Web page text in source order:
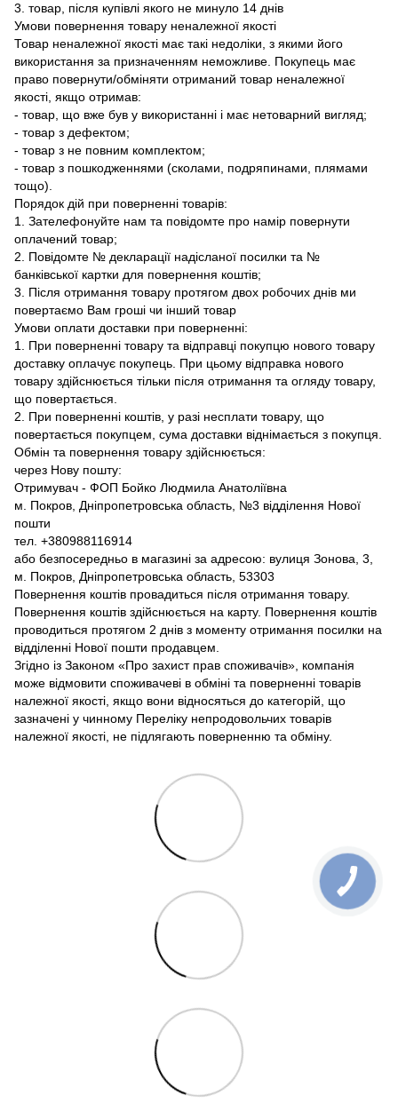
3. товар, після купівлі якого не минуло 14 днів
Умови повернення товару неналежної якості
Товар неналежної якості має такі недоліки, з якими його
використання за призначенням неможливе. Покупець має
право повернути/обміняти отриманий товар неналежної
якості, якщо отримав:
- товар, що вже був у використанні і має нетоварний вигляд;
- товар з дефектом;
- товар з не повним комплектом;
- товар з пошкодженнями (сколами, подряпинами, плямами
тощо).
Порядок дій при поверненні товарів:
1. Зателефонуйте нам та повідомте про намір повернути
оплачений товар;
2. Повідомте № декларації надісланої посилки та №
банківської картки для повернення коштів;
3. Після отримання товару протягом двох робочих днів ми
повертаємо Вам гроші чи інший товар
Умови оплати доставки при поверненні:
1. При поверненні товару та відправці покупцю нового товару
доставку оплачує покупець. При цьому відправка нового
товару здійснюється тільки після отримання та огляду товару,
що повертається.
2. При поверненні коштів, у разі несплати товару, що
повертається покупцем, сума доставки віднімається з покупця.
Обмін та повернення товару здійснюється:
через Нову пошту:
Отримувач - ФОП Бойко Людмила Анатоліївна
м. Покров, Дніпропетровська область, №3 відділення Нової
пошти
тел. +380988116914
або безпосередньо в магазині за адресою: вулиця Зонова, 3,
м. Покров, Дніпропетровська область, 53303
Повернення коштів провадиться після отримання товару.
Повернення коштів здійснюється на карту. Повернення коштів
проводиться протягом 2 днів з моменту отримання посилки на
відділенні Нової пошти продавцем.
Згідно із Законом «Про захист прав споживачів», компанія
може відмовити споживачеві в обміні та поверненні товарів
належної якості, якщо вони відносяться до категорій, що
зазначені у чинному Переліку непродовольчих товарів
належної якості, не підлягають поверненню та обміну.